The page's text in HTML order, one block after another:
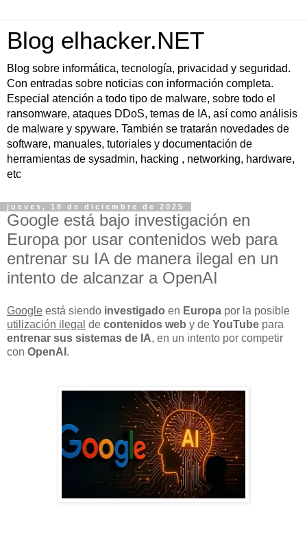
Blog elhacker.NET
Blog sobre informática, tecnología, privacidad y seguridad.
Con entradas sobre noticias con información completa.
Especial atención a todo tipo de malware, sobre todo el
ransomware, ataques DDoS, temas de IA, así como análisis
de malware y spyware. También se tratarán novedades de
software, manuales, tutoriales y documentación de
herramientas de sysadmin, hacking , networking, hardware,
etc
jueves, 18 de diciembre de 2025
Google está bajo investigación en
Europa por usar contenidos web para
entrenar su IA de manera ilegal en un
intento de alcanzar a OpenAI
Google está siendo investigado en Europa por la posible
utilización ilegal de contenidos web y de YouTube para
entrenar sus sistemas de IA, en un intento por competir
con OpenAI .